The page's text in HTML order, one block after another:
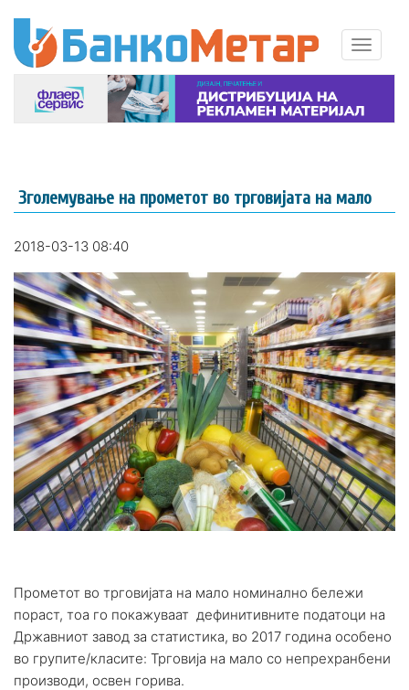
Зголемување на прометот во трговијата на мало
2018-03-13 08:40
Прометот во трговијата на мало номинално бележи
пораст, тоа го покажуваат дефинитивните податоци на
Државниот завод за статистика, во 2017 година особено
во групите/класите: Трговија на мало со непрехранбени
производи, освен горива.